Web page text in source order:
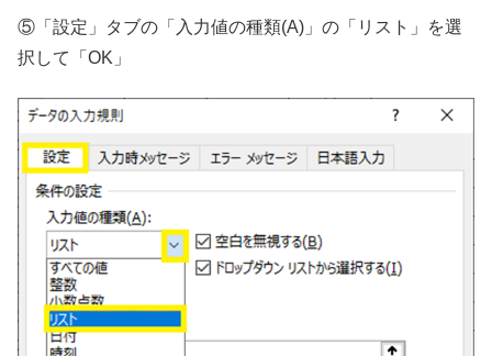
⑤「設定」タブの「入力値の種類(A)」の「リスト」を選
択して「OK」